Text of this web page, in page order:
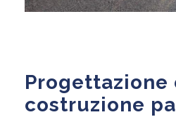
Progettazione
costruzione